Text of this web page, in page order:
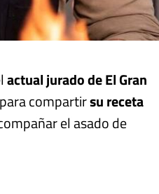
actual jurado de El Gran
para compartirsu receta
el asado de